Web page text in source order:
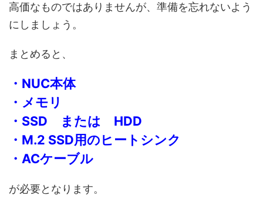
高価なものではありませんが、準備を忘れないよう
にしましょう。
まとめると、
・NUC本体
・メモリ
・SSD または HDD
・M.2 SSD用のヒートシンク
・ACケーブル
が必要となります。